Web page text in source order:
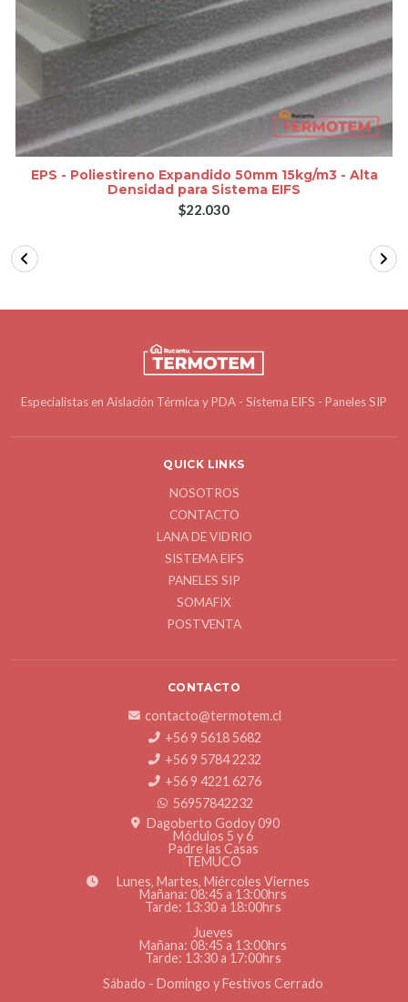
EPS - Poliestireno Expandido 50mm 15kg/m3 - Alta
Densidad para Sistema EIFS
$22.030
Especialistas en Aislación Térmica y PDA - Sistema EIFS - Paneles SIP
QUICK LINKS
NOSOTROS
CONTACTO
LANA DE VIDRIO
SISTEMA EIFS
PANELES SIP
SOMAFIX
POSTVENTA
CONTACTO
contacto@termotem.cl
+56 9 5618 5682
+56 9 5784 2232
+56 9 4221 6276
56957842232
Dagoberto Godoy 090
Módulos 5 y 6
Padre las Casas
TEMUCO
Lunes, Martes, Miércoles Viernes
Mañana: 08:45 a 13:00hrs
Tarde: 13:30 a 18:00hrs
Jueves
Mañana: 08:45 a 13:00hrs
Tarde: 13:30 a 17:00hrs
Sábado - Domingo y Festivos Cerrado